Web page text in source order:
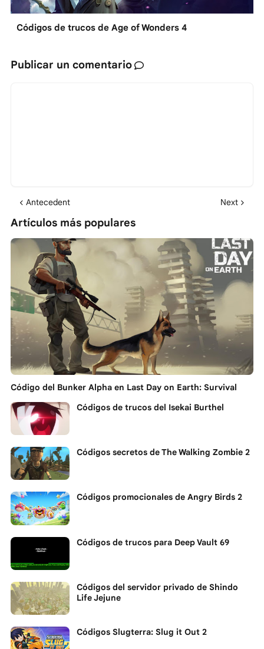
Códigos de trucos de Age of Wonders 4
Publicar un comentario
Antecedent Next
Artículos más populares
Código del Bunker Alpha en Last Day on Earth: Survival
Códigos de trucos del Isekai Burthel
Códigos secretos de The Walking Zombie 2
Códigos promocionales de Angry Birds 2
Códigos de trucos para Deep Vault 69
Códigos del servidor privado de Shindo
Life Jejune
Códigos Slugterra: Slug it Out 2